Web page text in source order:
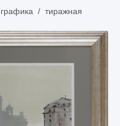
графика / тиражная